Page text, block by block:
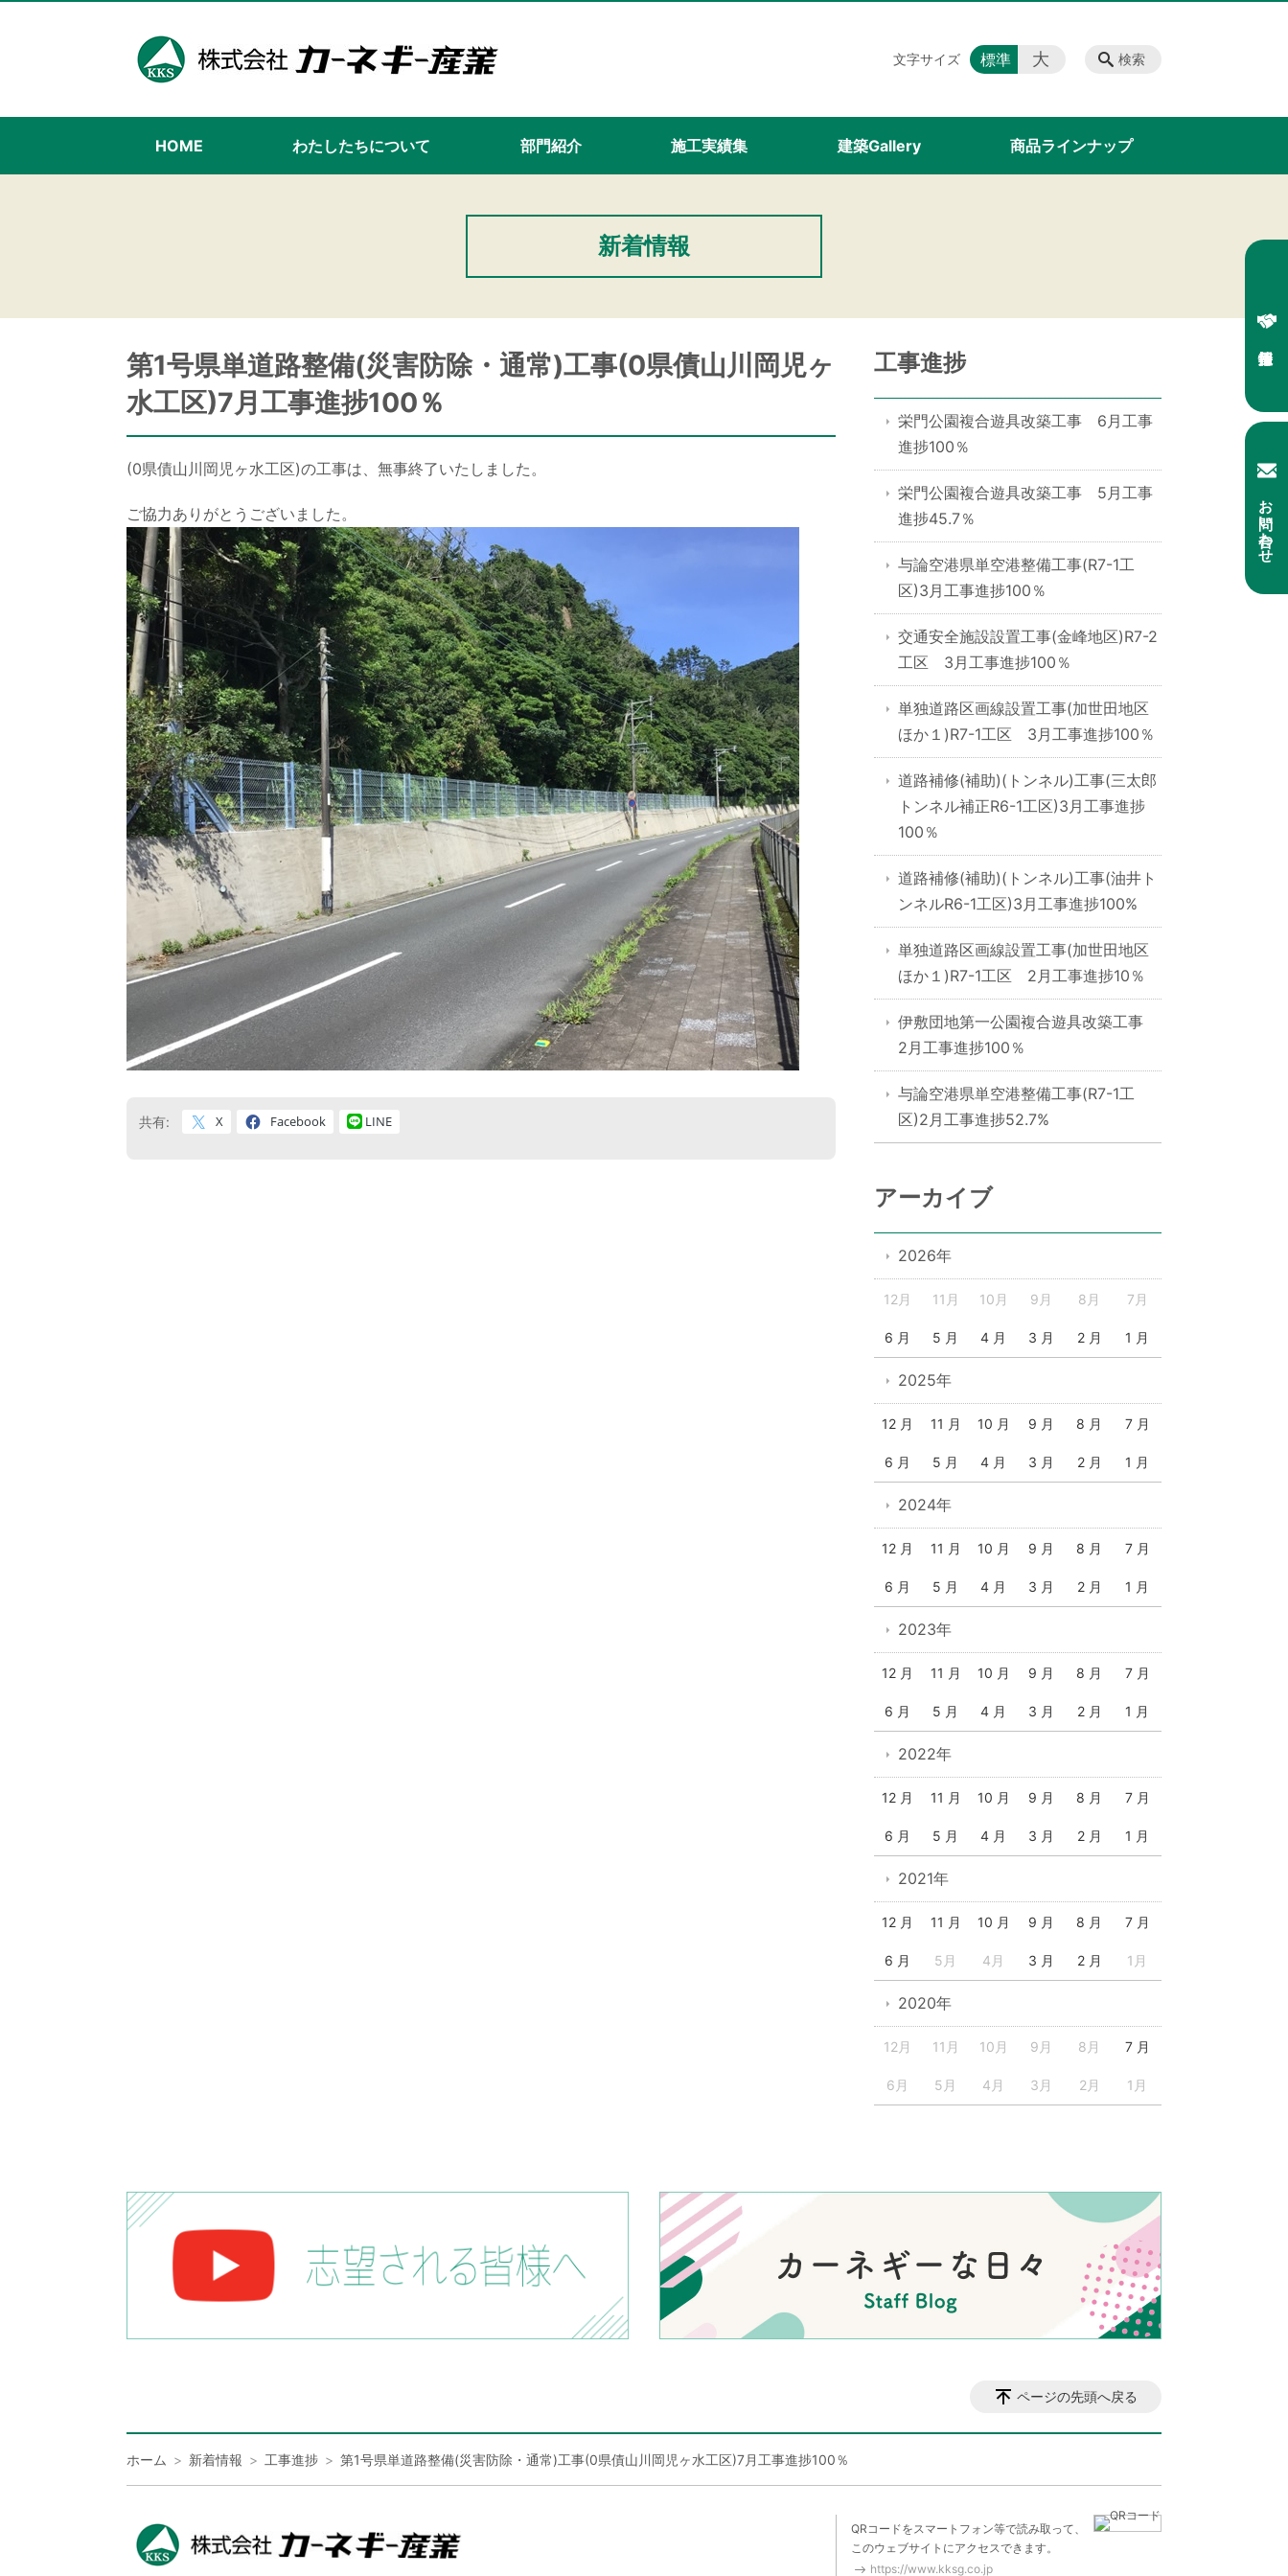
HOME わたしたちについて 部門紹介 施工実績集 建築Gallery 商品ラインナップ
検索
文字サイズ 標準 大
新着情報
第1号県単道路整備(災害防除・通常)工事(0県債山川岡児ヶ
水工区)7月工事進捗100％
(0県債山川岡児ヶ水工区)の工事は、無事終了いたしました。
ご協力ありがとうございました。
共有: X Facebook LINE
工事進捗
栄門公園複合遊具改築工事 6月工事
進捗100％
栄門公園複合遊具改築工事 5月工事
進捗45.7％
与論空港県単空港整備工事(R7-1工
区)3月工事進捗100％
交通安全施設設置工事(金峰地区)R7-2
工区 3月工事進捗100％
単独道路区画線設置工事(加世田地区
ほか１)R7-1工区 3月工事進捗100％
道路補修(補助)(トンネル)工事(三太郎
トンネル補正R6-1工区)3月工事進捗
100％
道路補修(補助)(トンネル)工事(油井ト
ンネルR6-1工区)3月工事進捗100%
単独道路区画線設置工事(加世田地区
ほか１)R7-1工区 2月工事進捗10％
伊敷団地第一公園複合遊具改築工事
2月工事進捗100％
与論空港県単空港整備工事(R7-1工
区)2月工事進捗52.7%
アーカイブ
2026年
12月 11月 10月 9月 8月 7月
6 月 5 月 4 月 3 月 2 月 1 月
2025年
12 月 11 月 10 月 9 月 8 月 7 月
6 月 5 月 4 月 3 月 2 月 1 月
2024年
12 月 11 月 10 月 9 月 8 月 7 月
6 月 5 月 4 月 3 月 2 月 1 月
2023年
12 月 11 月 10 月 9 月 8 月 7 月
6 月 5 月 4 月 3 月 2 月 1 月
2022年
12 月 11 月 10 月 9 月 8 月 7 月
6 月 5 月 4 月 3 月 2 月 1 月
2021年
12 月 11 月 10 月 9 月 8 月 7 月
6 月 5月 4月 3 月 2 月 1月
2020年
12月 11月 10月 9月 8月 7 月
6月 5月 4月 3月 2月 1月
お問い合わせ
ページの先頭へ戻る
ホーム 新着情報 工事進捗 第1号県単道路整備(災害防除・通常)工事(0県債山川岡児ヶ水工区)7月工事進捗100％
QRコードをスマートフォン等で読み取って、
このウェブサイトにアクセスできます。
https://www.kksg.co.jp